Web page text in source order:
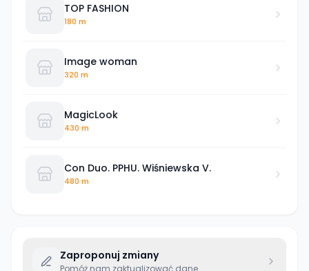
TOP FASHION
180 m
Image woman
320 m
MagicLook
430 m
Con Duo. PPHU. Wiśniewska V.
480 m
Zaproponuj zmiany
Pomóż nam zaktualizować dane